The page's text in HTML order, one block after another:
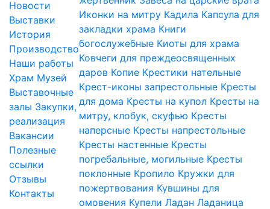
Новости
Выставки
История
Производство
Наши работы
Храм Музей
Выставочные
залы Закупки,
реализация
Вакансии
Полезные
ссылки
Отзывы
Контакты
Иконки на митру Кадила Капсула для
закладки храма Книги
богослужебные Киоты для храма
Ковчеги для преждеосвященных
даров Копие Крестики нательные
Крест-иконы запрестольные Кресты
для дома Кресты на купол Кресты на
митру, клобук, скуфью Кресты
наперсные Кресты напрестольные
Кресты настенные Кресты
погребальные, могильные Кресты
поклонные Кропило Кружки для
пожертвования Кувшины для
омовения Купели Ладан Ладаница